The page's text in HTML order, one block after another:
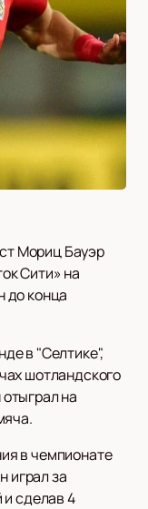
Мориц Бауэр
Сити» на
до конца
в "Селтике",
шотландского
на
в чемпионате
играл за
и сделав 4